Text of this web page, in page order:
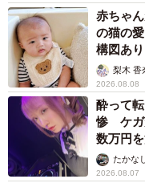
「お金のために休めな
いダメージへと追い込
して活用すれば、経済
療養生活を送ることは
「支え」があること
ださい。
赤ちゃ
の猫の
構図あ
梨木 香
2026.08.08
酔って
惨 ケガ
数万円
たかな
2026.08.07